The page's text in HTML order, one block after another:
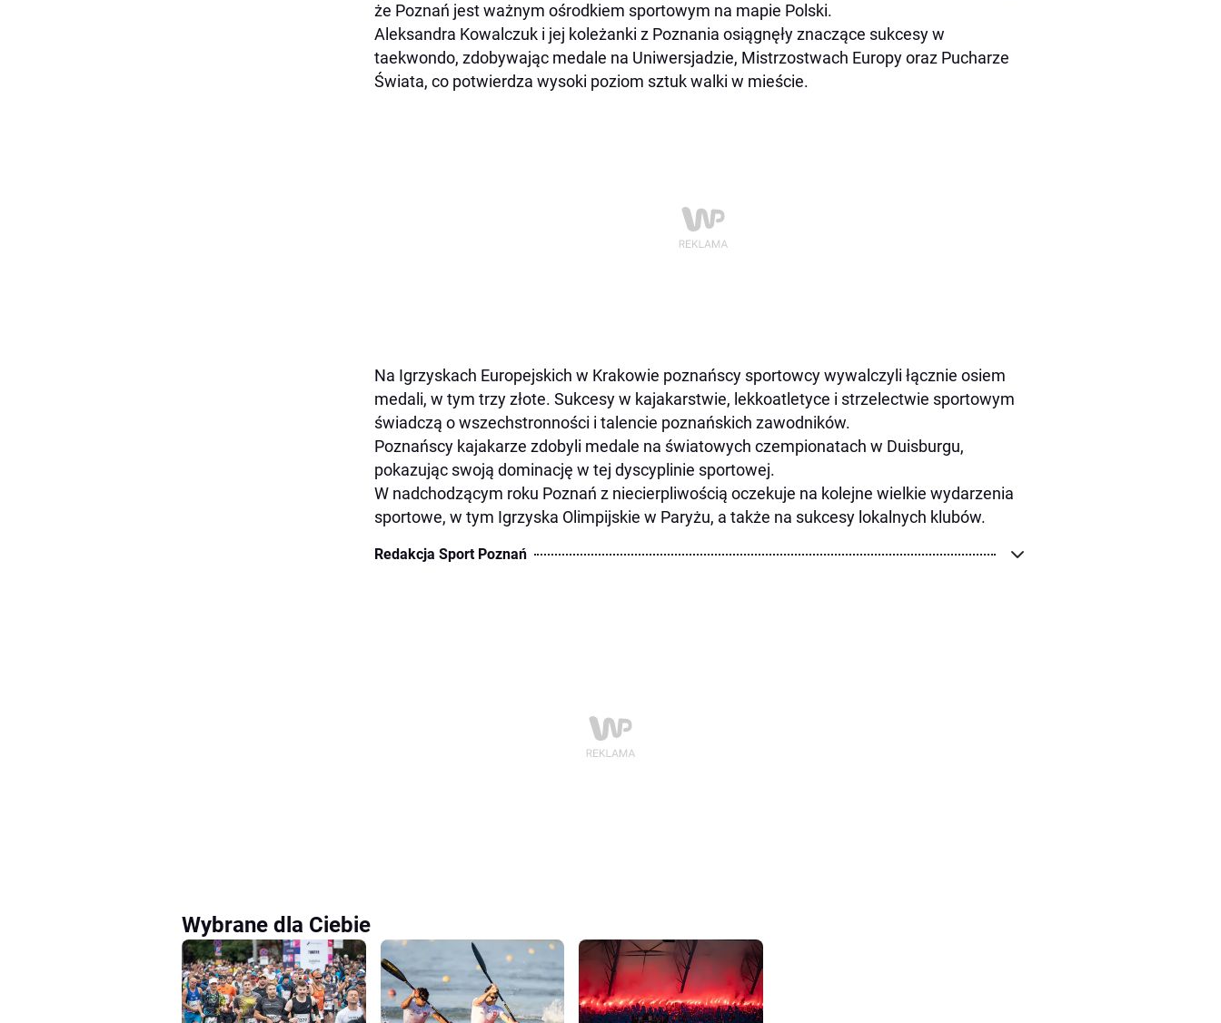
że Poznań jest ważnym ośrodkiem sportowym na mapie Polski.
Aleksandra Kowalczuk i jej koleżanki z Poznania osiągnęły znaczące sukcesy w
taekwondo, zdobywając medale na Uniwersjadzie, Mistrzostwach Europy oraz Pucharze
Świata, co potwierdza wysoki poziom sztuk walki w mieście.
Na Igrzyskach Europejskich w Krakowie poznańscy sportowcy wywalczyli łącznie osiem
medali, w tym trzy złote. Sukcesy w kajakarstwie, lekkoatletyce i strzelectwie sportowym
świadczą o wszechstronności i talencie poznańskich zawodników.
Poznańscy kajakarze zdobyli medale na światowych czempionatach w Duisburgu,
pokazując swoją dominację w tej dyscyplinie sportowej.
W nadchodzącym roku Poznań z niecierpliwością oczekuje na kolejne wielkie wydarzenia
sportowe, w tym Igrzyska Olimpijskie w Paryżu, a także na sukcesy lokalnych klubów.
Redakcja Sport Poznań
Wybrane dla Ciebie